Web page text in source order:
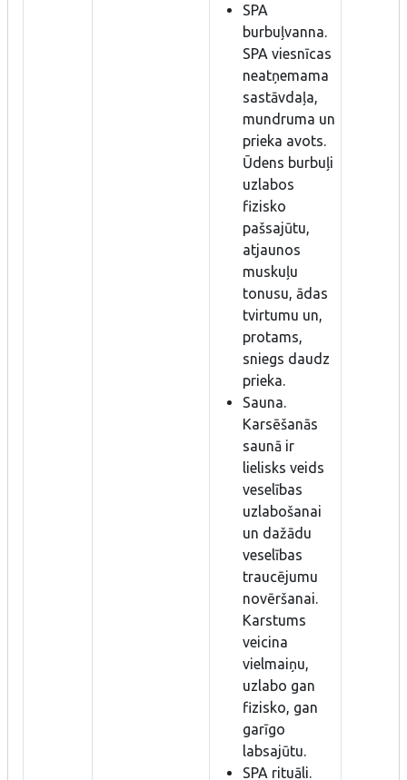
SPA
burbuļvanna.
SPA viesnīcas
neatņemama
sastāvdaļa,
mundruma un
prieka avots.
Ūdens burbuļi
uzlabos
fizisko
pašsajūtu,
atjaunos
muskuļu
tonusu, ādas
tvirtumu un,
protams,
sniegs daudz
prieka.
Sauna.
Karsēšanās
saunā ir
lielisks veids
veselības
uzlabošanai
un dažādu
veselības
traucējumu
novēršanai.
Karstums
veicina
vielmaiņu,
uzlabo gan
fizisko, gan
garīgo
labsajūtu.
SPA rituāli.